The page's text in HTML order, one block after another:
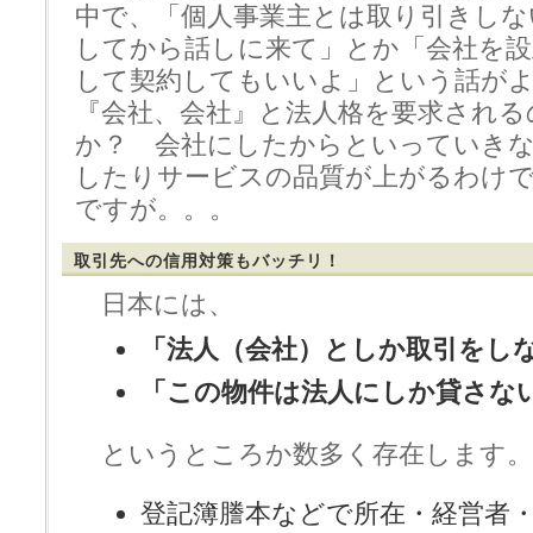
中で、「個人事業主とは取り引きし
してから話しに来て」とか「会社を
して契約してもいいよ」という話が
『会社、会社』と法人格を要求され
か？ 会社にしたからといっていき
したりサービスの品質が上がるわけ
ですが。。。
取引先への信用対策もバッチリ！
日本には、
「法人（会社）としか取引をし
「この物件は法人にしか貸さな
というところか数多く存在します。
登記簿謄本などで所在・経営者